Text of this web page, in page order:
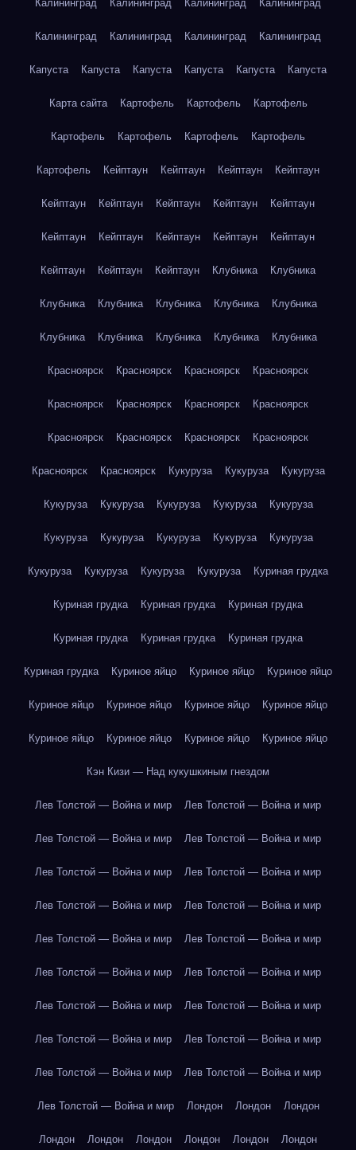
Калининград Калининград Калининград Калининград
Калининград Калининград Калининград Калининград
Капуста Капуста Капуста Капуста Капуста Капуста
Карта сайта Картофель Картофель Картофель
Картофель Картофель Картофель Картофель
Картофель Кейптаун Кейптаун Кейптаун Кейптаун
Кейптаун Кейптаун Кейптаун Кейптаун Кейптаун
Кейптаун Кейптаун Кейптаун Кейптаун Кейптаун
Кейптаун Кейптаун Кейптаун Клубника Клубника
Клубника Клубника Клубника Клубника Клубника
Клубника Клубника Клубника Клубника Клубника
Красноярск Красноярск Красноярск Красноярск
Красноярск Красноярск Красноярск Красноярск
Красноярск Красноярск Красноярск Красноярск
Красноярск Красноярск Кукуруза Кукуруза Кукуруза
Кукуруза Кукуруза Кукуруза Кукуруза Кукуруза
Кукуруза Кукуруза Кукуруза Кукуруза Кукуруза
Кукуруза Кукуруза Кукуруза Кукуруза Куриная грудка
Куриная грудка Куриная грудка Куриная грудка
Куриная грудка Куриная грудка Куриная грудка
Куриная грудка Куриное яйцо Куриное яйцо Куриное яйцо
Куриное яйцо Куриное яйцо Куриное яйцо Куриное яйцо
Куриное яйцо Куриное яйцо Куриное яйцо Куриное яйцо
Кэн Кизи — Над кукушкиным гнездом
Лев Толстой — Война и мир Лев Толстой — Война и мир
Лев Толстой — Война и мир Лев Толстой — Война и мир
Лев Толстой — Война и мир Лев Толстой — Война и мир
Лев Толстой — Война и мир Лев Толстой — Война и мир
Лев Толстой — Война и мир Лев Толстой — Война и мир
Лев Толстой — Война и мир Лев Толстой — Война и мир
Лев Толстой — Война и мир Лев Толстой — Война и мир
Лев Толстой — Война и мир Лев Толстой — Война и мир
Лев Толстой — Война и мир Лев Толстой — Война и мир
Лев Толстой — Война и мир Лондон Лондон Лондон
Лондон Лондон Лондон Лондон Лондон Лондон